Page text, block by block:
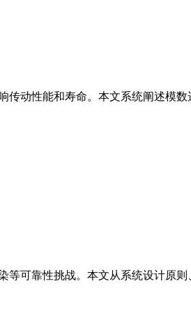
动性能和寿命。本文系统阐述模
可靠性挑战。本文从系统设计原